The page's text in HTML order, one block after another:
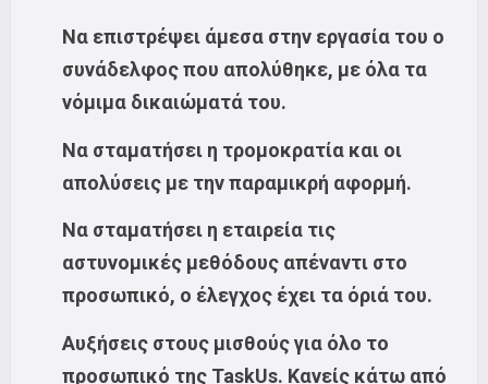
Να επιστρέψει άμεσα στην εργασία του ο
συνάδελφος που απολύθηκε, με όλα τα
νόμιμα δικαιώματά του.
Να σταματήσει η τρομοκρατία και οι
απολύσεις με την παραμικρή αφορμή.
Να σταματήσει η εταιρεία τις
αστυνομικές μεθόδους απέναντι στο
προσωπικό, ο έλεγχος έχει τα όριά του.
Αυξήσεις στους μισθούς για όλο το
προσωπικό της TaskUs. Κανείς κάτω από